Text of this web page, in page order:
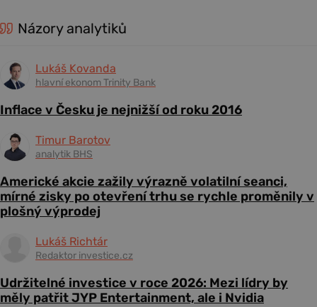
Názory analytiků
Lukáš Kovanda
hlavní ekonom Trinity Bank
Inflace v Česku je nejnižší od roku 2016
Timur Barotov
analytik BHS
Americké akcie zažily výrazně volatilní seanci,
mírné zisky po otevření trhu se rychle proměnily v
plošný výprodej
Lukáš Richtár
Redaktor investice.cz
Udržitelné investice v roce 2026: Mezi lídry by
měly patřit JYP Entertainment, ale i Nvidia